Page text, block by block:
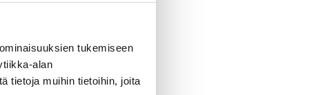
tukemiseen
alan
tietoja muihin tietoihin, joita
painotuksia. Viime aikoina
puolestaan
hoitaa kirkon yhteistä